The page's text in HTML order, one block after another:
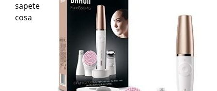
sapete
cosa